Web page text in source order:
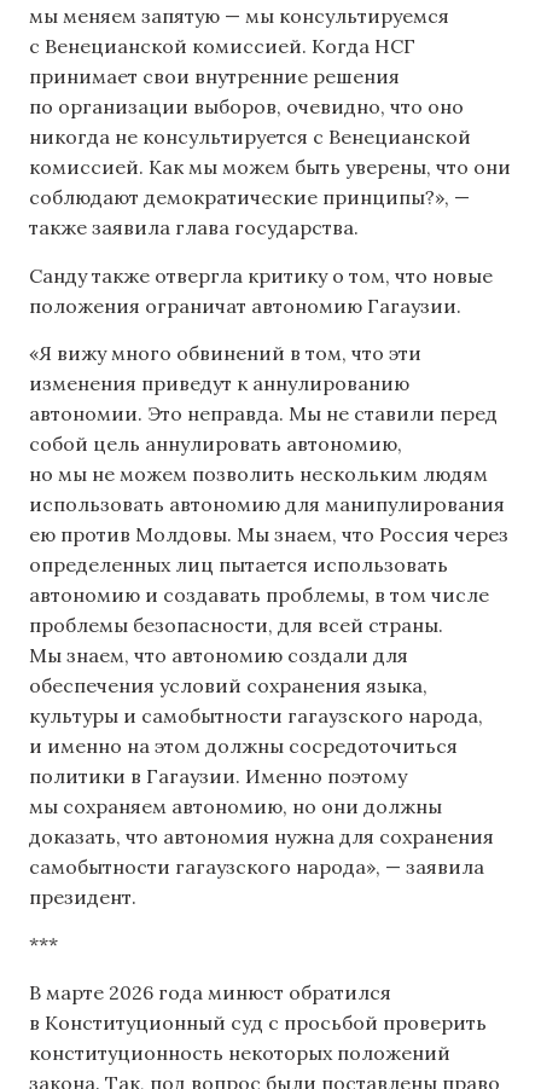
мы меняем запятую — мы консультируемся
с Венецианской комиссией. Когда НСГ
принимает свои внутренние решения
по организации выборов, очевидно, что оно
никогда не консультируется с Венецианской
комиссией. Как мы можем быть уверены, что они
соблюдают демократические принципы?», —
также заявила глава государства.
Санду также отвергла критику о том, что новые
положения ограничат автономию Гагаузии.
«Я вижу много обвинений в том, что эти
изменения приведут к аннулированию
автономии. Это неправда. Мы не ставили перед
собой цель аннулировать автономию,
но мы не можем позволить нескольким людям
использовать автономию для манипулирования
ею против Молдовы. Мы знаем, что Россия через
определенных лиц пытается использовать
автономию и создавать проблемы, в том числе
проблемы безопасности, для всей страны.
Мы знаем, что автономию создали для
обеспечения условий сохранения языка,
культуры и самобытности гагаузского народа,
и именно на этом должны сосредоточиться
политики в Гагаузии. Именно поэтому
мы сохраняем автономию, но они должны
доказать, что автономия нужна для сохранения
самобытности гагаузского народа», — заявила
президент.
***
В марте 2026 года минюст обратился
в Конституционный суд с просьбой проверить
конституционность некоторых положений
закона. Так, под вопрос были поставлены право